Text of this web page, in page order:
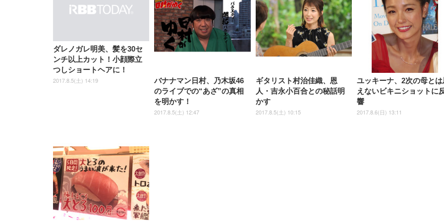
ダレノガレ明美、髪を30セ
ンチ以上カット！小顔際立
つしショートヘアに！
2017.8.5(土) 14:19
バナナマン日村、乃木坂46
のライブでの“あざ”の真相
を明かす！
2017.8.5(土) 12:47
ギタリスト村治佳織、恩
人・吉永小百合との秘話明
かす
2017.8.5(土) 10:15
ユッキーナ、2次の母とは
えないビキニショットに
響
2017.8.6(日) 13:11